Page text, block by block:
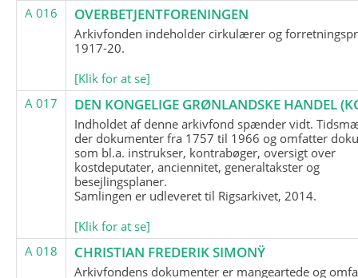
A 016 OVERBETJENTFORENINGEN
Arkivfonden indeholder cirkulærer og
1917-20.
[Klik for at se]
A 017
DEN KONGELIGE GRØNLANDSKE HANDEL
Indholdet af denne arkivfond spænder vidt.
der dokumenter fra 1757 til 1966 og omfatter
som bl.a. instrukser, kontrabøger, oversigt over
kostdeputater, anciennitet, generaltakster og
besejlingsplaner.
Samlingen er udleveret til Rigsarkivet, 2014.
[Klik for at se]
A 018
CHRISTIAN FREDERIK SIMONŸ
Arkivfondens dokumenter er mangeartede og